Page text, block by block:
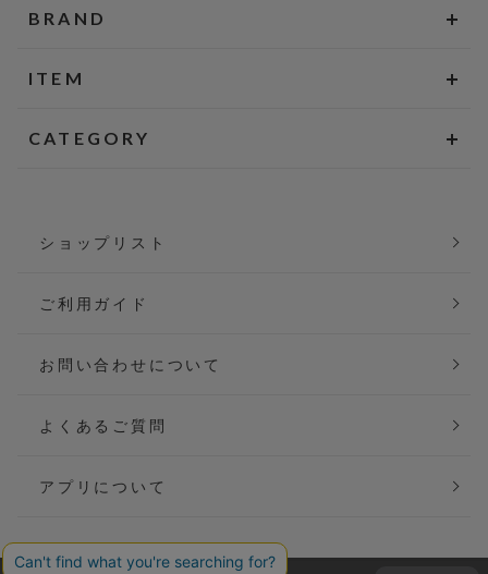
BRAND
ITEM
CATEGORY
ショップリスト
ご利用ガイド
お問い合わせについて
よくあるご質問
アプリについて